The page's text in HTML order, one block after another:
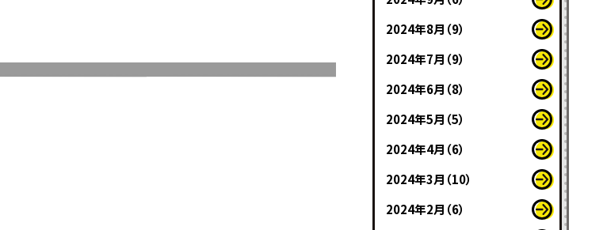
2024年8月（9）
2024年7月（9）
2024年6月（8）
2024年5月（5）
2024年4月（6）
2024年3月（10）
2024年2月（6）